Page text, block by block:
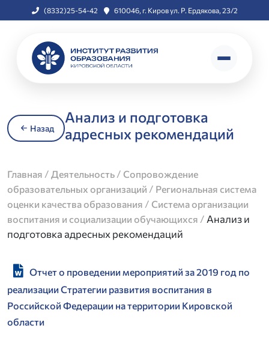
(8332)25-54-42 610046, г. Киров ул. Р. Ердякова, 23/2
Назад
Анализ и подготовка
адресных рекомендаций
Главная / Деятельность / Сопровождение
образовательных организаций / Региональная система
оценки качества образования / Система организации
воспитания и социализации обучающихся / Анализ и
подготовка адресных рекомендаций
Отчет о проведении мероприятий за 2019 год по
реализации Стратегии развития воспитания в
Российской Федерации на территории Кировской
области